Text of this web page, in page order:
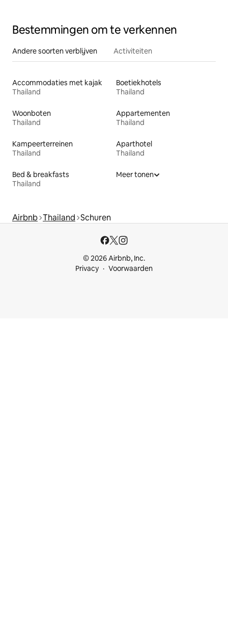
Bestemmingen om te verkennen
Andere soorten verblijven Activiteiten
Accommodaties met kajak
Thailand
Boetiekhotels
Thailand
Woonboten
Thailand
Appartementen
Thailand
Kampeerterreinen
Thailand
Aparthotel
Thailand
Bed & breakfasts
Thailand
Meer tonen
Airbnb Thailand Schuren
© 2026 Airbnb, Inc.
Privacy
Voorwaarden